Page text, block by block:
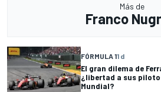
Más de
Franco
FÓRMULA 11 d
El gran dilema de
¿libertad a sus
Mundial?